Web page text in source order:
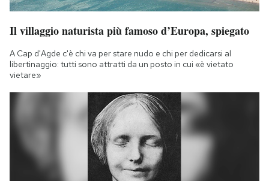
Il villaggio naturista più famoso d’Europa, spiegato
A Cap d'Agde c'è chi va per stare nudo e chi per dedicarsi al
libertinaggio: tutti sono attratti da un posto in cui «è vietato
vietare»